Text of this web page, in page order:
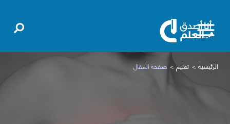
الرئيسية تعليم صفحة المقال